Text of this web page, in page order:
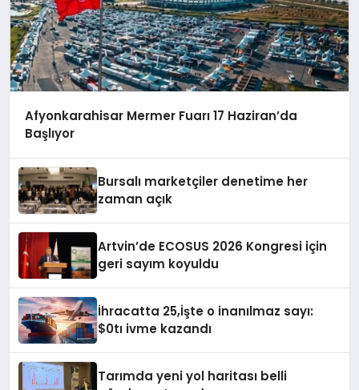
Afyonkarahisar Mermer Fuarı 17 Haziran’da
Başlıyor
Bursalı marketçiler denetime her
zaman açık
Artvin’de ECOSUS 2026 Kongresi için
geri sayım koyuldu
İhracatta 25,İşte o inanılmaz sayı:
$0tı ivme kazandı
Tarımda yeni yol haritası belli